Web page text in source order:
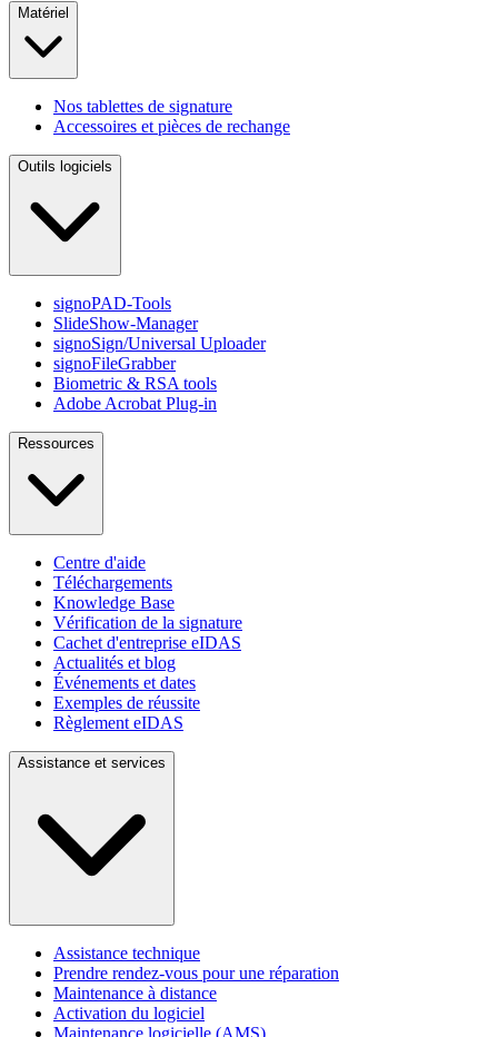
Matériel
Nos tablettes de signature
Accessoires et pièces de rechange
Outils logiciels
signoPAD-Tools
SlideShow-Manager
signoSign/Universal Uploader
signoFileGrabber
Biometric & RSA tools
Adobe Acrobat Plug-in
Ressources
Centre d'aide
Téléchargements
Knowledge Base
Vérification de la signature
Cachet d'entreprise eIDAS
Actualités et blog
Événements et dates
Exemples de réussite
Règlement eIDAS
Assistance et services
Assistance technique
Prendre rendez-vous pour une réparation
Maintenance à distance
Activation du logiciel
Maintenance logicielle (AMS)